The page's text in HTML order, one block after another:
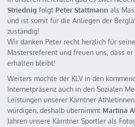
Striednig folgt Peter Stattmann als
und ist somit für die Anliegen der
zuständig!
Wir danken Peter recht herzlich für
Mastersreferent und freuen uns, dass
erhalten bleibt!
Weiters möchte der KLV in den
Internetpräsenz auch in den Sozialen
Leistungen unserer Kärntner
würdigen, deshalb übernimmt Martina
Jahren unsere Kärntner Sportler als